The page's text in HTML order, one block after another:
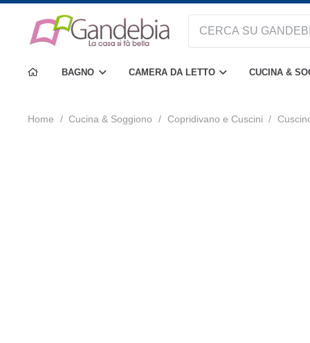
BAGNO CAMERA DA LETTO CUCINA &
Home / Cucina & Soggiono / Copridivano e Cuscini /